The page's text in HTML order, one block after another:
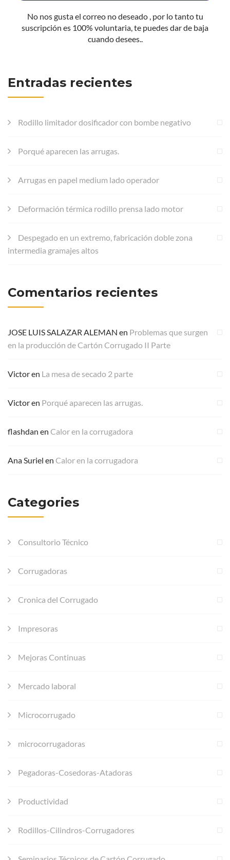
No nos gusta el correo no deseado , por lo tanto tu
suscripción es 100% voluntaria, te puedes dar de baja
cuando desees..
Entradas recientes
Rodillo limitador dosificador con bombe negativo
Porqué aparecen las arrugas.
Arrugas en papel medium lado operador
Deformación térmica rodillo prensa lado motor
Despegado en un extremo, fabricación doble zona
intermedia gramajes altos
Comentarios recientes
JOSE LUIS SALAZAR ALEMAN en Problemas que surgen
en la producción de Cartón Corrugado II Parte
Victoren La mesa de secado 2 parte
Victoren Porqué aparecen las arrugas.
flashdan en Calor en la corrugadora
Ana Suriel en Calor en la corrugadora
Categories
Consultorio Técnico
Corrugadoras
Cronica del Corrugado
Impresoras
Mejoras Continuas
Mercado laboral
Microcorrugado
microcorrugadoras
Pegadoras-Cosedoras-Atadoras
Productividad
Rodillos-Cilindros-Corrugadores